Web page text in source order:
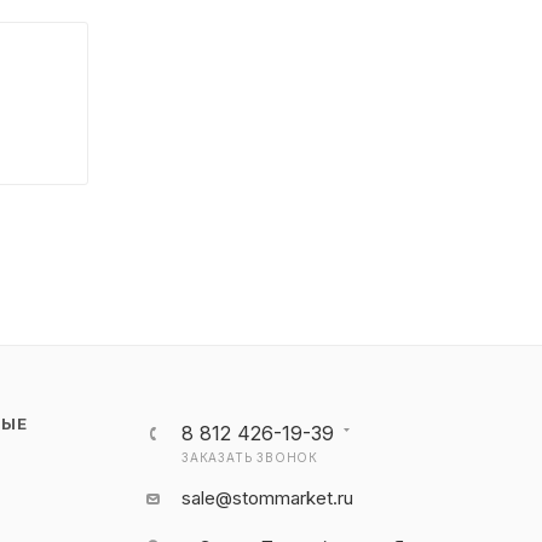
8 812 426-19-39
ЗАКАЗАТЬ ЗВОНОК
sale@stommarket.ru